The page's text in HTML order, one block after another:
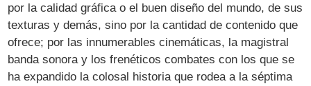
por la calidad gráfica o el buen diseño del mundo, de sus
texturas y demás, sino por la cantidad de contenido que
ofrece; por las innumerables cinemáticas, la magistral
banda sonora y los frenéticos combates con los que se
ha expandido la colosal historia que rodea a la séptima